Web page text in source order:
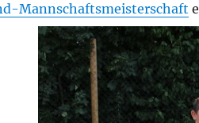
Mannschaftsmeisterschaft